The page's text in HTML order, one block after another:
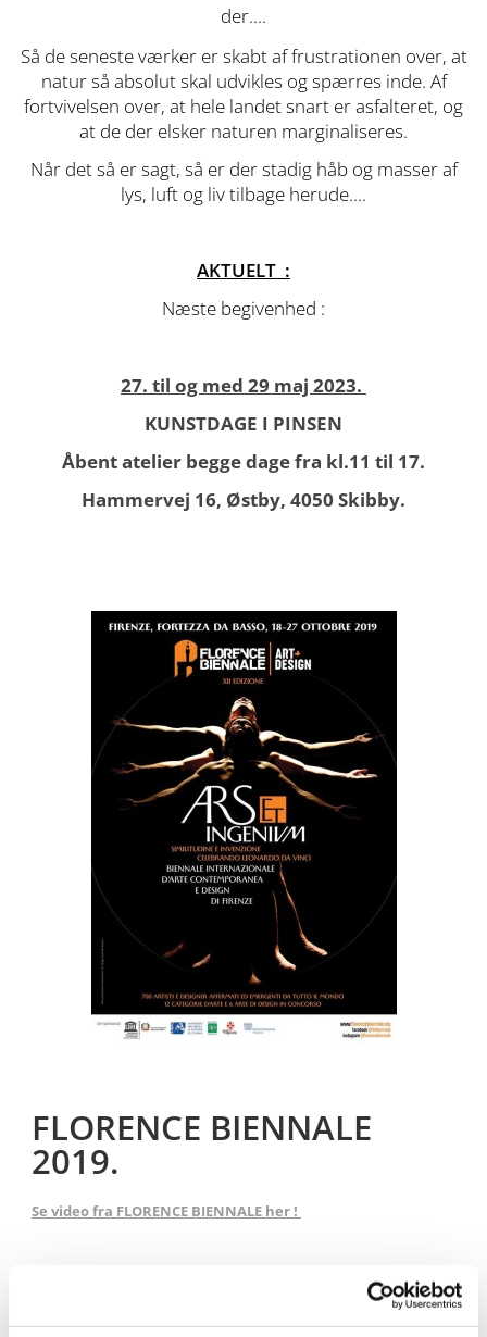
der....
Så de seneste værker er skabt af frustrationen over, at
natur så absolut skal udvikles og spærres inde. Af
fortvivelsen over, at hele landet snart er asfalteret, og
at de der elsker naturen marginaliseres.
Når det så er sagt, så er der stadig håb og masser af
lys, luft og liv tilbage herude....
AKTUELT :
Næste begivenhed :
27. til og med 29 maj 2023.
KUNSTDAGE I PINSEN
Åbent atelier begge dage fra kl.11 til 17.
Hammervej 16, Østby, 4050 Skibby.
FLORENCE BIENNALE
2019.
Se video fra FLORENCE BIENNALE her !